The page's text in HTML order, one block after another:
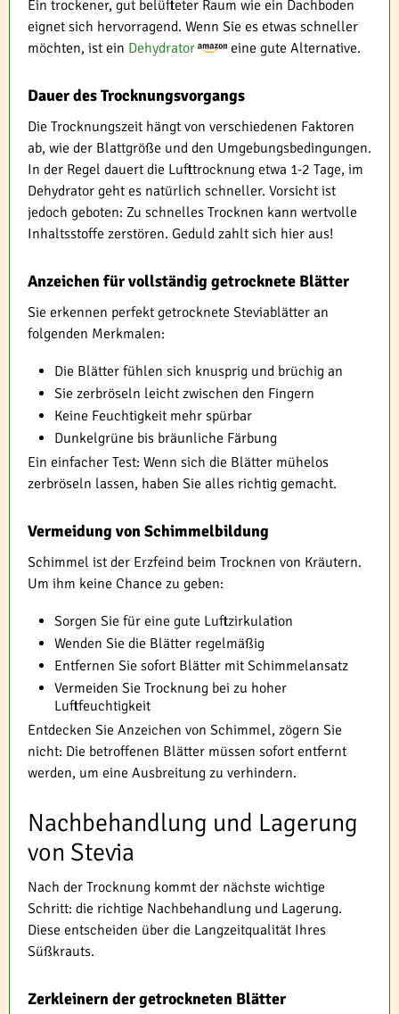
Ein trockener, gut belüfteter Raum wie ein Dachboden
eignet sich hervorragend. Wenn Sie es etwas schneller
möchten, ist ein Dehydrator eine gute Alternative.
Dauer des Trocknungsvorgangs
Die Trocknungszeit hängt von verschiedenen Faktoren
ab, wie der Blattgröße und den Umgebungsbedingungen.
In der Regel dauert die Lufttrocknung etwa 1-2 Tage, im
Dehydrator geht es natürlich schneller. Vorsicht ist
jedoch geboten: Zu schnelles Trocknen kann wertvolle
Inhaltsstoffe zerstören. Geduld zahlt sich hier aus!
Anzeichen für vollständig getrocknete Blätter
Sie erkennen perfekt getrocknete Steviablätter an
folgenden Merkmalen:
Die Blätter fühlen sich knusprig und brüchig an
Sie zerbröseln leicht zwischen den Fingern
Keine Feuchtigkeit mehr spürbar
Dunkelgrüne bis bräunliche Färbung
Ein einfacher Test: Wenn sich die Blätter mühelos
zerbröseln lassen, haben Sie alles richtig gemacht.
Vermeidung von Schimmelbildung
Schimmel ist der Erzfeind beim Trocknen von Kräutern.
Um ihm keine Chance zu geben:
Sorgen Sie für eine gute Luftzirkulation
Wenden Sie die Blätter regelmäßig
Entfernen Sie sofort Blätter mit Schimmelansatz
Vermeiden Sie Trocknung bei zu hoher
Luftfeuchtigkeit
Entdecken Sie Anzeichen von Schimmel, zögern Sie
nicht: Die betroffenen Blätter müssen sofort entfernt
werden, um eine Ausbreitung zu verhindern.
Nachbehandlung und Lagerung
von Stevia
Nach der Trocknung kommt der nächste wichtige
Schritt: die richtige Nachbehandlung und Lagerung.
Diese entscheiden über die Langzeitqualität Ihres
Süßkrauts.
Zerkleinern der getrockneten Blätter